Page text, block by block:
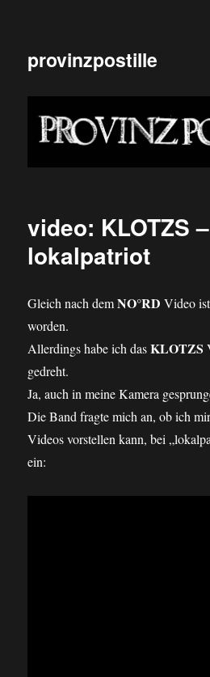
provinzpostille
video: KLOTZS –
lokalpatriot
Gleich nach demNO°RD Video
worden.
Allerdings habe ich dasKLOTZS
gedreht.
Ja, auch in meine Kamera
Die Band fragte mich an, ob ich
Videos vorstellen kann, bei
ein: